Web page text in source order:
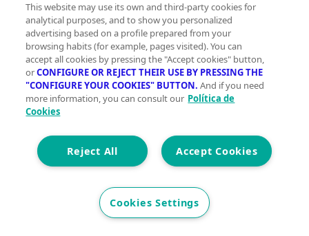
This website may use its own and third-party cookies for
analytical purposes, and to show you personalized
advertising based on a profile prepared from your
browsing habits (for example, pages visited). You can
accept all cookies by pressing the "Accept cookies" button,
orCONFIGURE OR REJECT THEIR USE BY PRESSING THE
"CONFIGURE YOUR COOKIES" BUTTON. And if you need
more information, you can consult our Política de
Cookies
Accept Cookies
Reject All
Cookies Settings